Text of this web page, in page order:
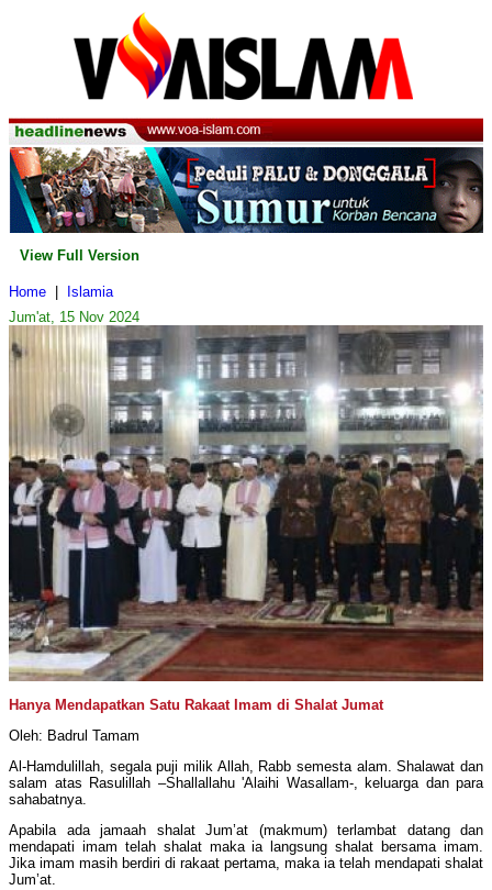
View Full Version
Home
Islamia
Jum'at, 15 Nov 2024
Hanya Mendapatkan Satu Rakaat Imam di Shalat Jumat
Oleh: Badrul Tamam
Al-Hamdulillah, segala puji milik Allah, Rabb semesta alam. Shalawat dan
salam atas Rasulillah –Shallallahu 'Alaihi Wasallam-, keluarga dan para
sahabatnya.
Apabila ada jamaah shalat Jum’at (makmum) terlambat datang dan
mendapati imam telah shalat maka ia langsung shalat bersama imam.
Jika imam masih berdiri di rakaat pertama, maka ia telah mendapati shalat
Jum’at.